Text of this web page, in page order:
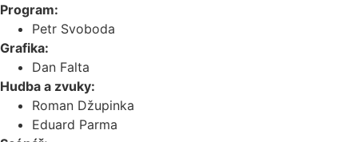
Program:
Petr Svoboda
Grafika:
Dan Falta
Hudba a zvuky:
Roman Džupinka
Eduard Parma